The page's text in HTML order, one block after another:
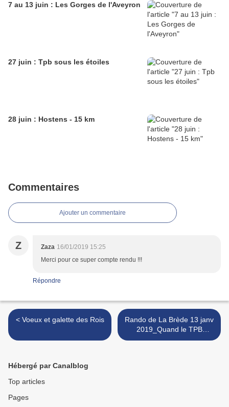
7 au 13 juin : Les Gorges de l'Aveyron
27 juin : Tpb sous les étoiles
28 juin : Hostens - 15 km
Commentaires
Ajouter un commentaire
Z Zaza 16/01/2019 15:25
Merci pour ce super compte rendu !!!
Répondre
< Voeux et galette des Rois
Rando de La Brède 13 janv
2019_Quand le TPB
remonte le temps... >
Hébergé par Canalblog
Top articles
Pages